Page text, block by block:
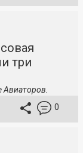
три
0